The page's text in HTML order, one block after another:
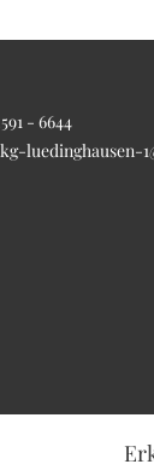
- 6644
luedinghausen-